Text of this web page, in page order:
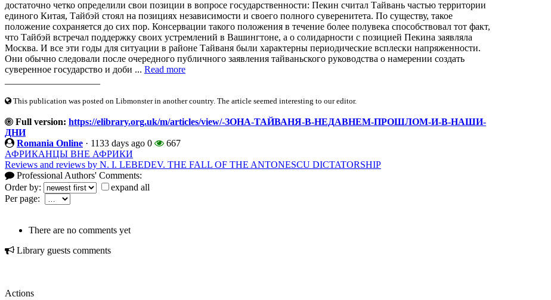
достаточно четко определили свои позиции в вопросе государственности: Пекин считал Тайвань частью территории
единого Китая, Тайбэй стоял на позициях независимости и своего полного суверенитета. По существу, такое
положение сохраняется до сих пор. Консервации такого положения в течение более полувека способствовал тот факт,
что Тайбэй встречал поддержку своих устремлений в Вашингтоне, а о солидарности с позицией Пекина заявляла
Москва. И все эти годы для ситуации в районе Тайваня были характерны периодические всплески напряженности.
Они обычно следовали после очередного публичного заявления тайваньского руководства о намерении создать
суверенное государство и доби ... Read more
This publication was posted on Libmonster in another country. The article seemed interesting to our editor.
Full version: https://elibrary.org.uk/m/articles/view/-ЗОНА-ТАЙВАНЯ-В-НЕДАВНЕМ-ПРОШЛОМ-И-В-НАШИ-
ДНИ
Romania Online · 1133 days ago 0
667
АФРИКАНЦЫ ВНЕ АФРИКИ
Reviews and reviews by N. I. LEBEDEV. THE FALL OF THE ANTONESCU DICTATORSHIP
Professional Authors' Comments:
Order by:
expand all
Per page:
There are no comments yet
Library guests comments
Actions